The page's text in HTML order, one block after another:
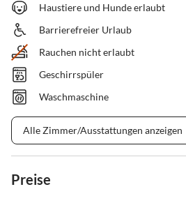
Haustiere und Hunde erlaubt
Barrierefreier Urlaub
Rauchen nicht erlaubt
Geschirrspüler
Waschmaschine
Alle Zimmer/Ausstattungen anzeigen
Preise